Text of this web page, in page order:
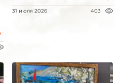
31 июля 2026 403